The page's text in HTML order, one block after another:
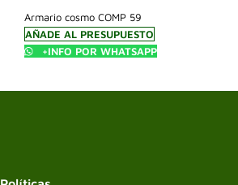
Armario cosmo COMP 59
AÑADE AL PRESUPUESTO
+INFO POR WHATSAPP